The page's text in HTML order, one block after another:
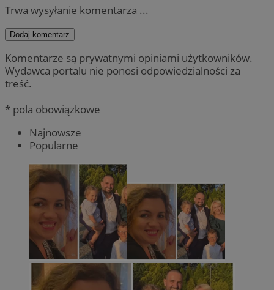
Trwa wysyłanie komentarza ...
Dodaj komentarz
Komentarze są prywatnymi opiniami użytkowników.
Wydawca portalu nie ponosi odpowiedzialności za
treść.
* pola obowiązkowe
Najnowsze
Popularne